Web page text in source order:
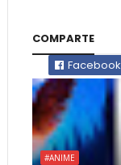
COMPARTE
Facebook
#ANIME